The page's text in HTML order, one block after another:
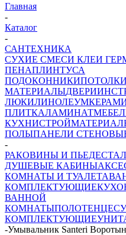
Главная
-
Каталог
-
САНТЕХНИКА
СУХИЕ СМЕСИ КЛЕИ
ПЕНАПЛИНТУСА
ПОДОКОННИКИПОТОЛКИ
МАТЕРИАЛЫДВЕРИ
ЛЮКИЛИНОЛЕУМ
ПЛИТКАЛАМИНАТ
КУХНИ
ПОЛЫПАНЕЛИ
-
РАКОВИНЫ И
ДУШЕВЫЕ КАБИНЫ
КОМНАТЫ И ТУАЛЕТА
КОМПЛЕКТУЮЩИЕ
ВАННОЙ
КОМНАТЫ
КОМПЛЕКТУЮЩИЕ
-Умывальник Santeri